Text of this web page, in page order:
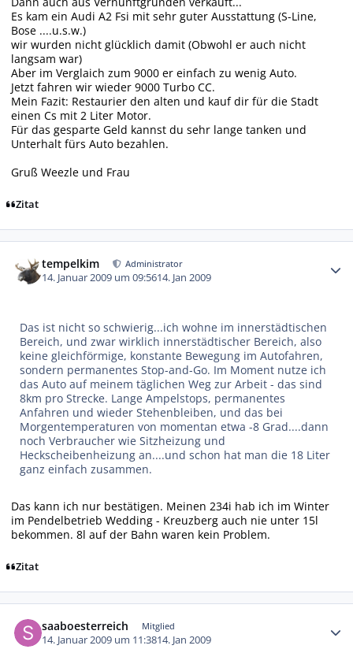
Es kam ein Audi A2 Fsi mit sehr guter Ausstattung (S-Line,
Bose ....u.s.w.)
wir wurden nicht glücklich damit (Obwohl er auch nicht
langsam war)
Aber im Verglaich zum 9000 er einfach zu wenig Auto.
Jetzt fahren wir wieder 9000 Turbo CC.
Mein Fazit: Restaurier den alten und kauf dir für die Stadt
einen Cs mit 2 Liter Motor.
Für das gesparte Geld kannst du sehr lange tanken und
Unterhalt fürs Auto bezahlen.
Gruß Weezle und Frau
Zitat
tempelkim Administrator
14. Januar 2009 um 09:5614. Jan 2009
Das ist nicht so schwierig...ich wohne im innerstädtischen
Bereich, und zwar wirklich innerstädtischer Bereich, also
keine gleichförmige, konstante Bewegung im Autofahren,
sondern permanentes Stop-and-Go. Im Moment nutze ich
das Auto auf meinem täglichen Weg zur Arbeit - das sind
8km pro Strecke. Lange Ampelstops, permanentes
Anfahren und wieder Stehenbleiben, und das bei
Morgentemperaturen von momentan etwa -8 Grad....dann
noch Verbraucher wie Sitzheizung und
Heckscheibenheizung an....und schon hat man die 18 Liter
ganz einfach zusammen.
Das kann ich nur bestätigen. Meinen 234i hab ich im Winter
im Pendelbetrieb Wedding - Kreuzberg auch nie unter 15l
bekommen. 8l auf der Bahn waren kein Problem.
Zitat
saaboesterreich Mitglied
14. Januar 2009 um 11:3814. Jan 2009